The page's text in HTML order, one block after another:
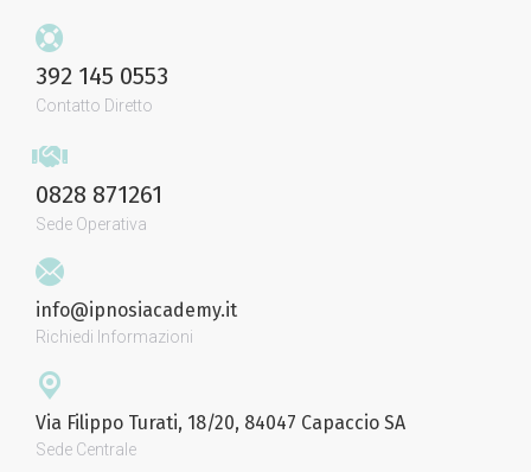
392 145 0553
Contatto Diretto
0828 871261
Sede Operativa
info@ipnosiacademy.it
Richiedi Informazioni
Via Filippo Turati, 18/20, 84047 Capaccio SA
Sede Centrale